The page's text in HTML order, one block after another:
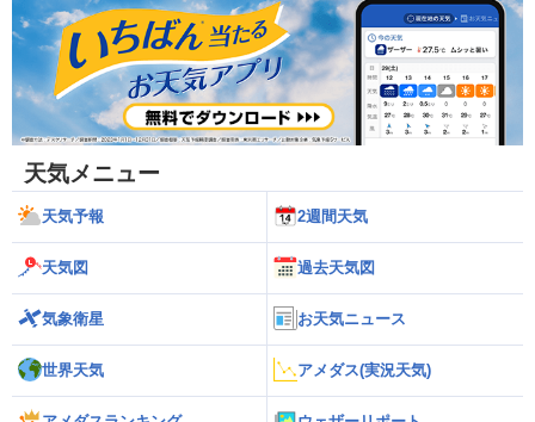
天気メニュー
天気予報 2週間天気
天気図 過去天気図
気象衛星 お天気ニュース
世界天気 アメダス(実況天気)